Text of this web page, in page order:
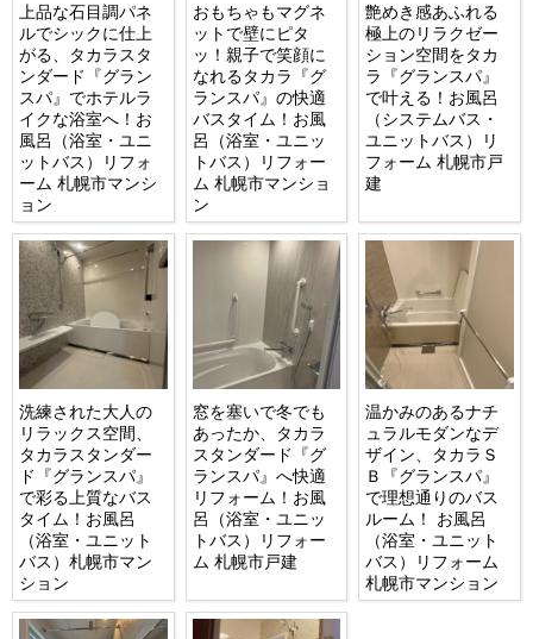
上品な石目調パネ
ルでシックに仕上
がる、タカラスタ
ンダード『グラン
スパ』でホテルラ
イクな浴室へ！お
風呂（浴室・ユニ
ットバス）リフォ
ーム 札幌市マンシ
ョン
おもちゃもマグネ
ットで壁にピタ
ッ！親子で笑顔に
なれるタカラ『グ
ランスパ』の快適
バスタイム！お風
呂（浴室・ユニッ
トバス）リフォー
ム 札幌市マンショ
ン
艶めき感あふれる
極上のリラクゼー
ション空間をタカ
ラ『グランスパ』
で叶える！お風呂
（システムバス・
ユニットバス）リ
フォーム 札幌市戸
建
洗練された大人の
リラックス空間、
タカラスタンダー
ド『グランスパ』
で彩る上質なバス
タイム！お風呂
（浴室・ユニット
バス）札幌市マン
ション
窓を塞いで冬でも
あったか、タカラ
スタンダード『グ
ランスパ』へ快適
リフォーム！お風
呂（浴室・ユニッ
トバス）リフォー
ム 札幌市戸建
温かみのあるナチ
ュラルモダンなデ
ザイン、タカラＳ
Ｂ『グランスパ』
で理想通りのバス
ルーム！ お風呂
（浴室・ユニット
バス）リフォーム
札幌市マンション